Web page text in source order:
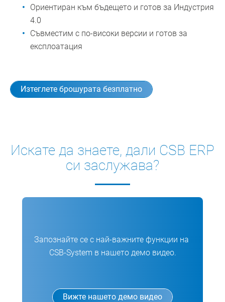
Ориентиран към бъдещето и готов за Индустрия
4.0
Съвместим с по-високи версии и готов за
експлоатация
Изтеглете брошурата безплатно
Искате да знаете, дали CSB ERP
си заслужава?
Запознайте се с най-важните функции на
CSB-System в нашето демо видео.
Вижте нашето демо видео